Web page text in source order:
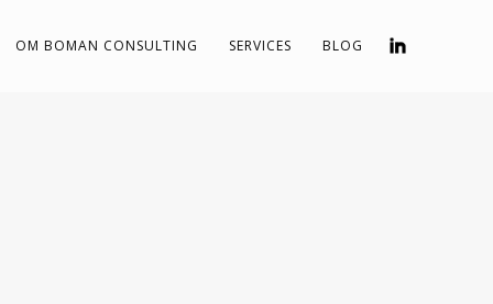
OM BOMAN CONSULTING SERVICES BLOG